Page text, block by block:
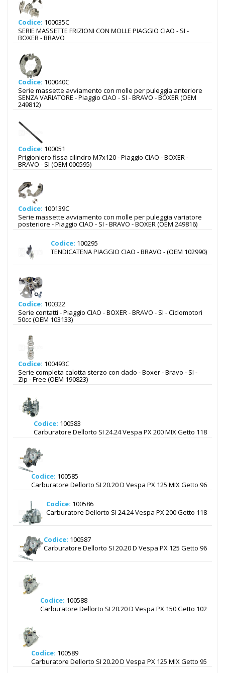
Codice: 100035C
SERIE MASSETTE FRIZIONI CON MOLLE PIAGGIO CIAO - SI -
BOXER - BRAVO
Codice: 100040C
Serie massette avviamento con molle per puleggia anteriore
SENZA VARIATORE - Piaggio CIAO - SI - BRAVO - BOXER (OEM
249812)
Codice: 100051
Prigioniero fissa cilindro M7x120 - Piaggio CIAO - BOXER -
BRAVO - SI (OEM 000595)
Codice: 100139C
Serie massette avviamento con molle per puleggia variatore
posteriore - Piaggio CIAO - SI - BRAVO - BOXER (OEM 249816)
Codice: 100295
TENDICATENA PIAGGIO CIAO - BRAVO - (OEM 102990)
Codice: 100322
Serie contatti - Piaggio CIAO - BOXER - BRAVO - SI - Ciclomotori
50cc (OEM 103133)
Codice: 100493C
Serie completa calotta sterzo con dado - Boxer - Bravo - SI -
Zip - Free (OEM 190823)
Codice: 100583
Carburatore Dellorto SI 24.24 Vespa PX 200 MIX Getto 118
Codice: 100585
Carburatore Dellorto SI 20.20 D Vespa PX 125 MIX Getto 96
Codice: 100586
Carburatore Dellorto SI 24.24 Vespa PX 200 Getto 118
Codice: 100587
Carburatore Dellorto SI 20.20 D Vespa PX 125 Getto 96
Codice: 100588
Carburatore Dellorto SI 20.20 D Vespa PX 150 Getto 102
Codice: 100589
Carburatore Dellorto SI 20.20 D Vespa PX 125 MIX Getto 95